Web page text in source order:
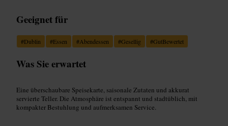
Geeignet für
#Dublin #Essen #Abendessen #Gesellig #GutBewertet
Was Sie erwartet
Eine überschaubare Speisekarte, saisonale Zutaten und akkurat
servierte Teller. Die Atmosphäre ist entspannt und stadtüblich, mit
kompakter Bestuhlung und aufmerksamen Service.